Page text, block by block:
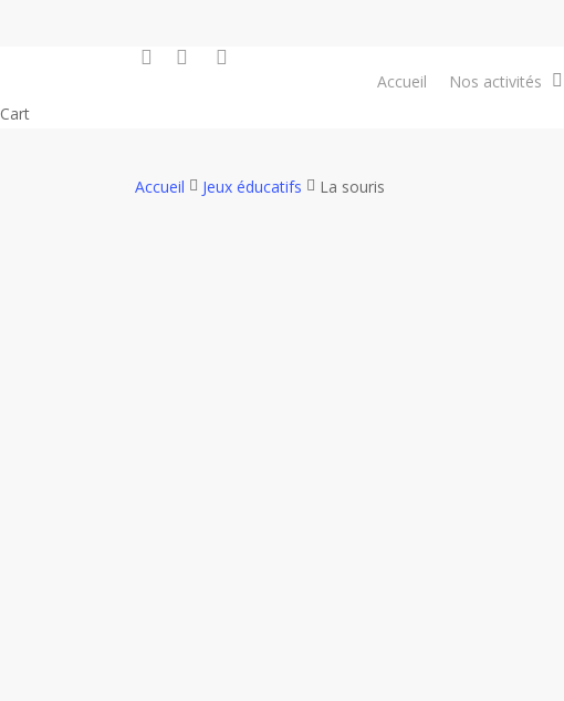
facebookgoogle- instagram
Accueil Nos activités
CartClose
Accueil Jeux éducatifs La souris